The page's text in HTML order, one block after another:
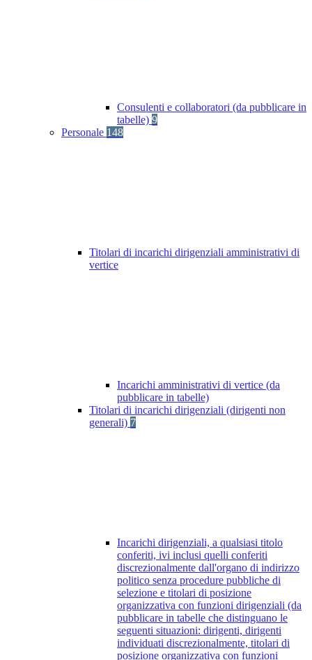
Consulenti e collaboratori (da pubblicare in
tabelle) 9
Personale 148
Titolari di incarichi dirigenziali amministrativi di
vertice
Incarichi amministrativi di vertice (da
pubblicare in tabelle)
Titolari di incarichi dirigenziali (dirigenti non
generali) 7
Incarichi dirigenziali, a qualsiasi titolo
conferiti, ivi inclusi quelli conferiti
discrezionalmente dall'organo di indirizzo
politico senza procedure pubbliche di
selezione e titolari di posizione
organizzativa con funzioni dirigenziali (da
pubblicare in tabelle che distinguano le
seguenti situazioni: dirigenti, dirigenti
individuati discrezionalmente, titolari di
posizione organizzativa con funzioni